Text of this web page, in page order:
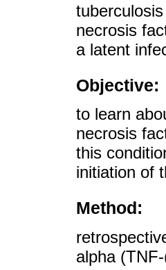
necrosis
a latent
Objective:
to learn
necrosis
this
initiation of
Method:
alpha